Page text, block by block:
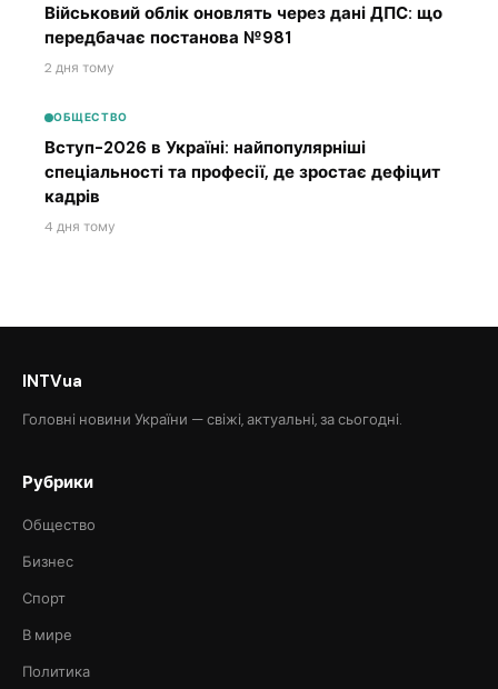
Військовий облік оновлять через дані ДПС: що
передбачає постанова №981
2 дня тому
ОБЩЕСТВО
Вступ-2026 в Україні: найпопулярніші
спеціальності та професії, де зростає дефіцит
кадрів
4 дня тому
INTVua
Головні новини України — свіжі, актуальні, за сьогодні.
Рубрики
Общество
Бизнес
Спорт
В мире
Политика